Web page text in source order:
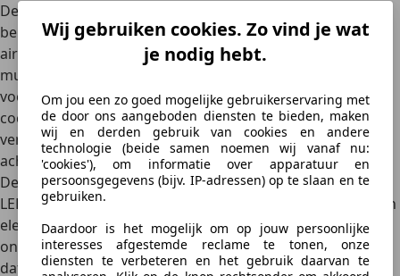
Wij gebruiken cookies. Zo vind je wat
je nodig hebt.
Om jou een zo goed mogelijke gebruikerservaring met
de door ons aangeboden diensten te bieden, maken
wij en derden gebruik van cookies en andere
technologie (beide samen noemen wij vanaf nu:
'cookies'), om informatie over apparatuur en
persoonsgegevens (bijv. IP-adressen) op te slaan en te
gebruiken.
Daardoor is het mogelijk om op jouw persoonlijke
interesses afgestemde reclame te tonen, onze
diensten te verbeteren en het gebruik daarvan te
De standaarduitrusting van de Ford Puma Gen-E is
behoorlijk compleet. Denk aan zaken als automatische
airconditioning, een draadloze telefoonlader, een 12-inch
multimediascherm met SYNC 4, draadloze ondersteuning
voor Apple CarPlay en Android Auto, en een digitale
cockpit van 12,8 inch. Ook veiligheidssystemen als
verkeersbordenherkenning, rijstrookassistentie en een
achteruitrijcamera zijn standaard aanwezig.
De Premium-uitvoering voegt daar onder meer Matrix
LED-koplampen, een Bang & Olufsen audiosysteem en een
elektrisch bedienbare achterklep aan toe. Daarmee
ontstaat een rijk uitgeruste elektrische crossover, zonder
dat het uitrustingsniveau overdreven overkomt.